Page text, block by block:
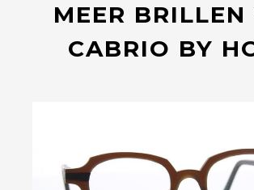
MEER BRILLEN
CABRIO BY